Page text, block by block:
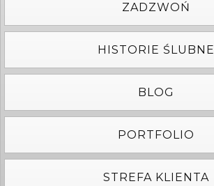
ZADZWOŃ
HISTORIE ŚLUBNE
BLOG
PORTFOLIO
STREFA KLIENTA